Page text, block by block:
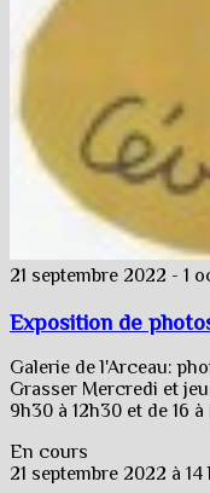
21 septembre 2022 - 1
Exposition de
Galerie de l'Arceau:
Grasser Mercredi et
9h30 à 12h30 et de 16
En cours
21 septembre 2022 à